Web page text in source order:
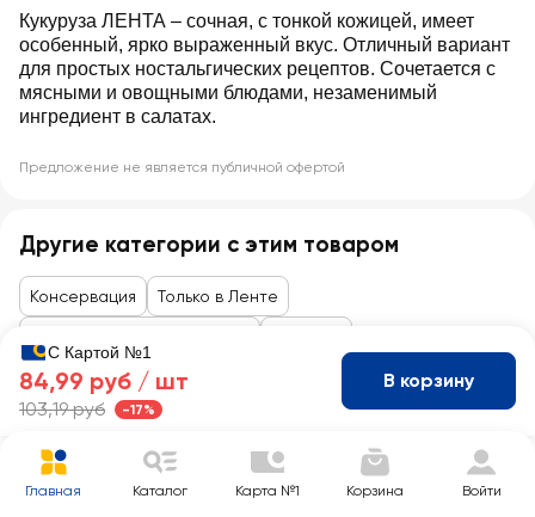
Кукуруза ЛЕНТА – сочная, с тонкой кожицей, имеет
особенный, ярко выраженный вкус. Отличный вариант
для простых ностальгических рецептов. Сочетается с
мясными и овощными блюдами, незаменимый
ингредиент в салатах.
Предложение не является публичной офертой
Другие категории с этим товаром
Консервация Только в Ленте
С Картой №1
84,99 руб / шт
103,19 руб -17%
В корзину
Главная Каталог Карта №1 Корзина Войти